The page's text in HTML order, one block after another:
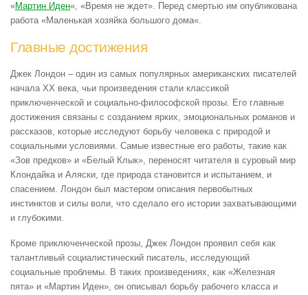
«Мартин Иден«, «Время не ждет». Перед смертью им опубликована
работа «Маленькая хозяйка большого дома«.
Главные достижения
Джек Лондон – один из самых популярных американских писателей
начала XX века, чьи произведения стали классикой
приключенческой и социально-философской прозы. Его главные
достижения связаны с созданием ярких, эмоциональных романов и
рассказов, которые исследуют борьбу человека с природой и
социальными условиями. Самые известные его работы, такие как
«Зов предков» и «Белый Клык», переносят читателя в суровый мир
Клондайка и Аляски, где природа становится и испытанием, и
спасением. Лондон был мастером описания первобытных
инстинктов и силы воли, что сделало его истории захватывающими
и глубокими.
Кроме приключенческой прозы, Джек Лондон проявил себя как
талантливый социалистический писатель, исследующий
социальные проблемы. В таких произведениях, как «Железная
пята» и «Мартин Иден», он описывал борьбу рабочего класса и